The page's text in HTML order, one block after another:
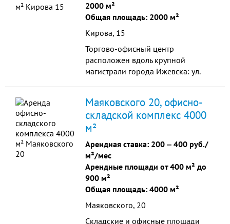
2000 м²
Общая площадь: 2000 м²
Кирова, 15
Торгово-офисный центр
расположен вдоль крупной
магистрали города Ижевска: ул.
магистралей города, чт...
Маяковского 20, офисно-
складской комплекс 4000
м²
Арендная ставка: 200 ‒ 400 руб./
м²/мес
Арендные площади от 400 м² до
900 м²
Общая площадь: 4000 м²
Маяковского, 20
Складские и офисные площади